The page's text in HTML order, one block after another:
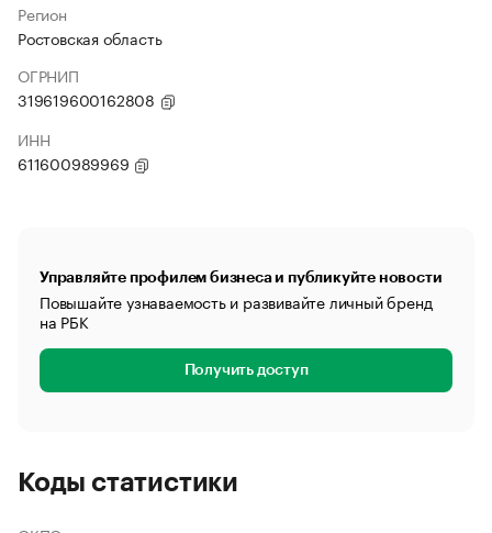
Регион
Ростовская область
ОГРНИП
319619600162808
ИНН
611600989969
Управляйте профилем бизнеса и публикуйте новости
Повышайте узнаваемость и развивайте личный бренд
на РБК
Получить доступ
Коды статистики